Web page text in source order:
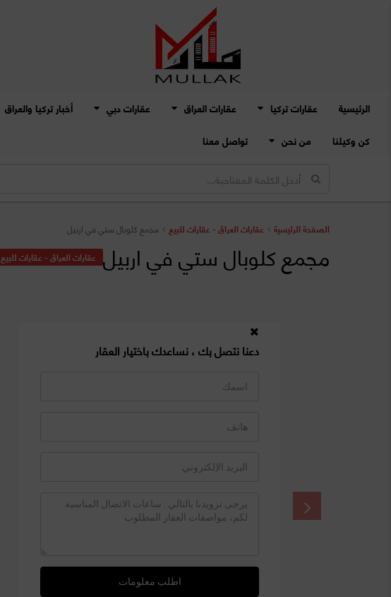
الرئيسية عقارات تركيا عقارات العراق عقارات دبي أخبار تركيا والعراق
كن وكيلنا
من نحن
تواصل معنا
الصفحة الرئيسية عقارات العراق - عقارات للبيع مجمع كلوبال ستي في اربيل
مجمع كلوبال ستي في اربيل عقارات العراق - عقارات للبيع
دعنا نتصل بك ، نساعدك باختيار العقار
اطلب معلومات